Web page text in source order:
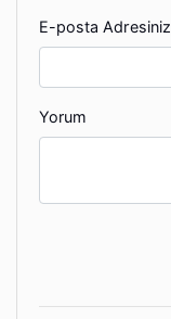
E-posta Adresiniz
Yorum